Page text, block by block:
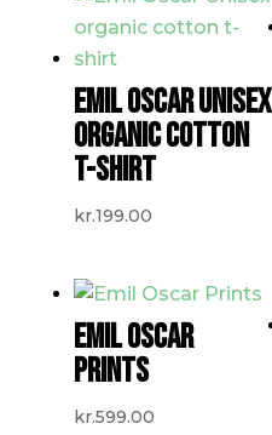
EMIL OSCAR UNISEX
ORGANIC COTTON
T-SHIRT
kr.199.00
EMIL OSCAR
PRINTS
kr.599.00